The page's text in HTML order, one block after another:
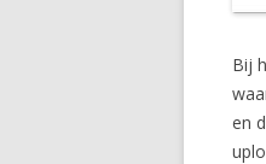
Bij
en